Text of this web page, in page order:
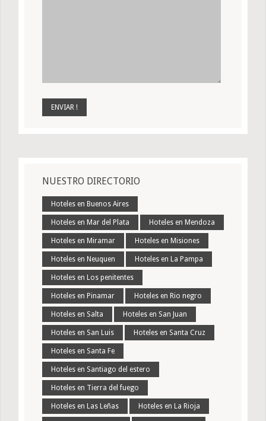
NUESTRO DIRECTORIO
Hoteles en Buenos Aires
Hoteles en Mar del Plata Hoteles en Mendoza
Hoteles en Miramar Hoteles en Misiones
Hoteles en Neuquen Hoteles en La Pampa
Hoteles en Los penitentes
Hoteles en Pinamar Hoteles en Rio negro
Hoteles en Salta Hoteles en San Juan
Hoteles en San Luis Hoteles en Santa Cruz
Hoteles en Santa Fe
Hoteles en Santiago del estero
Hoteles en Tierra del fuego
Hoteles en Las Leñas Hoteles en La Rioja